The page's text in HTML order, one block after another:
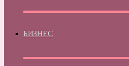
БИЗНЕС